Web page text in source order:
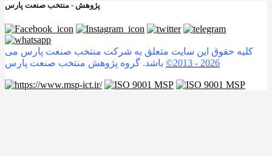
پژوهش - منتخب صنعت پارس
کلیه حقوق این سایت متعلق به شرکت منتخب صنعت پارس می
©2013 - 2026